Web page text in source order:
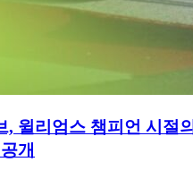
, 윌리엄스 챔피언 시절
개